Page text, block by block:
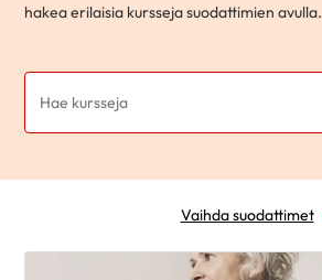
hakea erilaisia kursseja suodattimien avulla.
Vaihda suodattimet